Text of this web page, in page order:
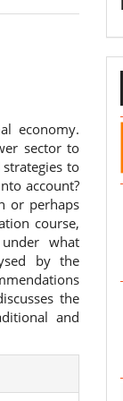
economy.
sector to
to
account?
or perhaps
course,
what
by the
the
and